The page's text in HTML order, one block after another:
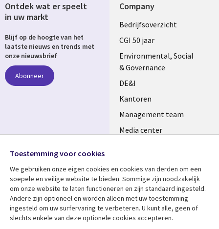
Company
Useful
links
NETHERLANDS
Bedrijfsoverzicht
CGI 50 jaar
Environmental, Social
& Governance
DE&I
Kantoren
Management team
Media center
Bekijk meer
Library
Artikelen
Support
Legal
Disclaimer
Ontdek wat er speelt
in uw markt
Blijf op de hoogte van het
laatste nieuws en trends met
onze nieuwsbrief
Abonneer
Media
NETHERLANDS
Toestemming voor cookies
We gebruiken onze eigen cookies en cookies van derden om een ​​
soepele en veilige website te bieden. Sommige zijn noodzakelijk
om onze website te laten functioneren en zijn standaard ingesteld.
Andere zijn optioneel en worden alleen met uw toestemming
ingesteld om uw surfervaring te verbeteren. U kunt alle, geen of
slechts enkele van deze optionele cookies accepteren.